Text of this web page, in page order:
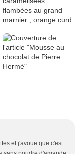
et j'avoue que c'est